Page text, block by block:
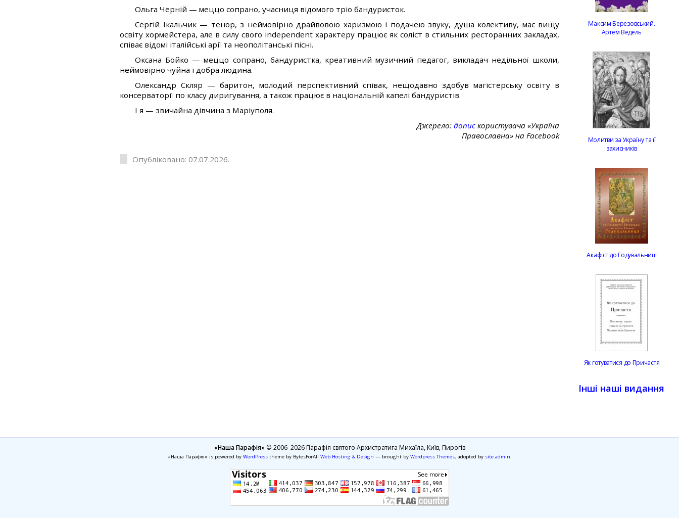
Ольга Черній — меццо сопрано, учасниця відомого тріо бандуристок.
Сергій Ікальчик — тенор, з неймовірно драйвовою харизмою і подачею звуку, душа колективу, має вищу
освіту хормейстера, але в силу свого independent характеру працює як соліст в стильних ресторанних закладах,
співає відомі італійські арії та неополітанські пісні.
Оксана Бойко — меццо сопрано, бандуристка, креативний музичний педагог, викладач недільної школи,
неймовірно чуйна і добра людина.
Олександр Скляр — баритон, молодий перспективний співак, нещодавно здобув магістерську освіту в
консерваторії по класу диригування, а також працює в національній капелі бандуристів.
І я — звичайна дівчина з Маріуполя.
Джерело: допискористувача «Україна
Православна» на Facebook
Опубліковано: 07.07.2026.
Максим Березовський.
Артем Ведель
Молитви за Україну та її
захисників
Акафіст до Годувальниці
Як готуватися до Причастя
Інші наші видання
«Наша Парафія»© 2006–2026 Парафія святого Архистратига Михаїла, Київ, Пирогів
«Наша Парафія» is powered by WordPresstheme by BytesForAll Web Hosting & Design — brought by Wordpress Themes, adopted by site admin.